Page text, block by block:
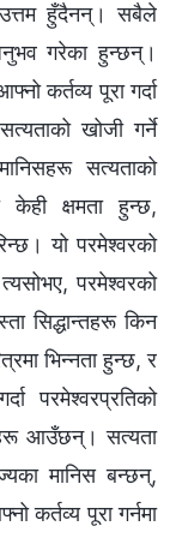
हुँदैनन्। सबैले
गरेका हुन्छन्।
कर्तव्य पूरा गर्दा
खोजी गर्ने
सत्यताको
क्षमता हुन्छ,
यो परमेश्‍वरको
परमेश्‍वरको
सिद्धान्तहरू किन
भिन्‍नता हुन्छ, र
परमेश्‍वरप्रतिको
आउँछन्। सत्यता
मानिस बन्छन्,
कर्तव्य पूरा गर्नमा